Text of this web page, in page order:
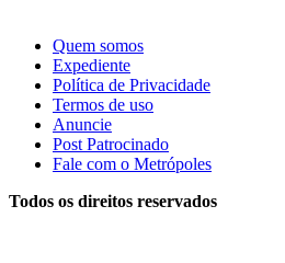
Quem somos
Expediente
Política de Privacidade
Termos de uso
Anuncie
Post Patrocinado
Fale com o Metrópoles
Todos os direitos reservados